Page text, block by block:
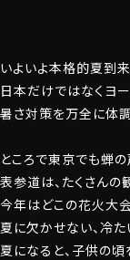
いよいよ本格的夏到来
日本だけではなくヨ
暑さ対策を万全に体
ところで東京でも蝉
表参道は、たくさんの
今年はどこの花火大
夏に欠かせない、冷た
夏になると、子供の頃